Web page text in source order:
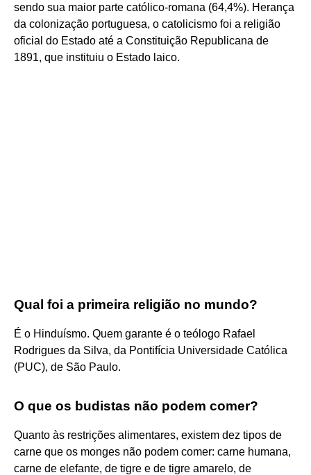
sendo sua maior parte católico-romana (64,4%). Herança
da colonização portuguesa, o catolicismo foi a religião
oficial do Estado até a Constituição Republicana de
1891, que instituiu o Estado laico.
Qual foi a primeira religião no mundo?
É o Hinduísmo. Quem garante é o teólogo Rafael
Rodrigues da Silva, da Pontifícia Universidade Católica
(PUC), de São Paulo.
O que os budistas não podem comer?
Quanto às restrições alimentares, existem dez tipos de
carne que os monges não podem comer: carne humana,
carne de elefante, de tigre e de tigre amarelo, de